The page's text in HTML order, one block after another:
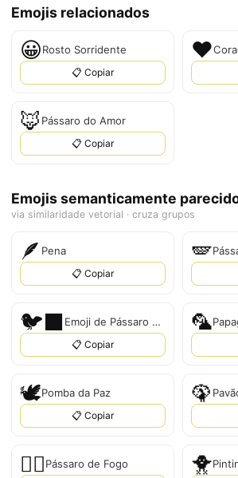
Emojis relacionados
😀Rosto Sorridente
📋 Copiar
❤
🦊 Pássaro do Amor
📋 Copiar
Emojis semanticamente
via similaridade vetorial · cruza grupos
🪶 Pena
📋 Copiar
🪽
🐦‍⬛ Emoji de Pássaro Preto
📋 Copiar
🦜
🕊️Pomba da Paz
📋 Copiar
🦚
🐦‍🔥Pássaro de Fogo 🐥